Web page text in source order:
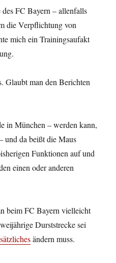
FC Bayern – allenfalls
die Verpflichtung von
mich ein Trainingsaufakt
Glaubt man den Berichten
in München – werden kann,
und da beißt die Maus
Funktionen auf und
einen oder anderen
beim FC Bayern vielleicht
Durststrecke sei
ändern muss.